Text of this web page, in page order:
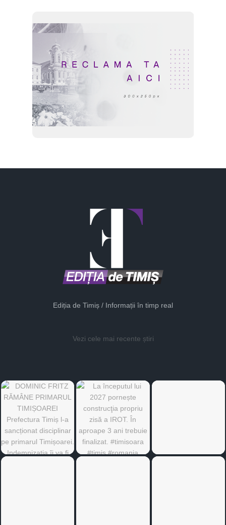
Ediția de Timiș / Informații în timp real
Vezi cele mai recente știri